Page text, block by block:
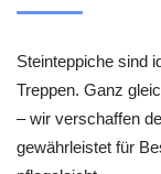
Steinteppiche sind
Treppen. Ganz
– wir verschaffen
gewährleistet für